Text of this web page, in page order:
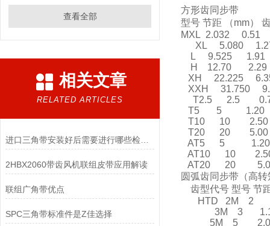
查看全部
相关文章
RELATED ARTICLES
2HBX2060带齿风机联组皮带应用解读
联组广角带优点
SPC三角带标准件是Z佳选择
方形齿同步带
型号 节距 （mm）
MXL 2.032
XL 5.080
L 9.525
H 12.70
XH 22.225
XXH 31.750
T2.5 2.5
T5 5
T10 10
T20 20
AT5 5
AT10 10
AT20 20
圆弧齿同步带（高
齿型代号 型号 节
HTD 2M 2
3M 3
5M 5